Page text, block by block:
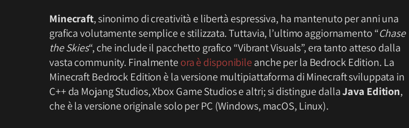
Minecraft, sinonimo di creatività e libertà espressiva, ha mantenuto per anni una
grafica volutamente semplice e stilizzata. Tuttavia, l’ultimo aggiornamento “Chase
the Skies“, che include il pacchetto grafico “Vibrant Visuals”, era tanto atteso dalla
vasta community. Finalmente ora è disponibile anche per la Bedrock Edition. La
Minecraft Bedrock Edition è la versione multipiattaforma di Minecraft sviluppata in
C++ da Mojang Studios, Xbox Game Studios e altri; si distingue dallaJava Edition,
che è la versione originale solo per PC (Windows, macOS, Linux).